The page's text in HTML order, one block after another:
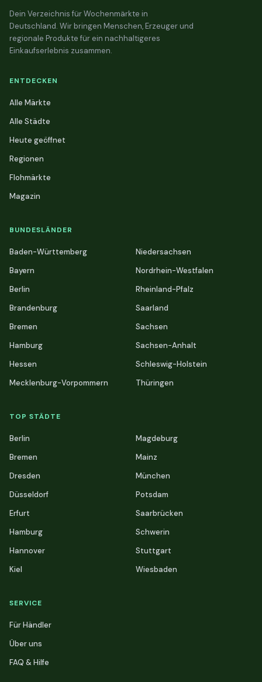
Dein Verzeichnis für Wochenmärkte in
Deutschland. Wir bringen Menschen, Erzeuger und
regionale Produkte für ein nachhaltigeres
Einkaufserlebnis zusammen.
ENTDECKEN
Alle Märkte
Alle Städte
Heute geöffnet
Regionen
Flohmärkte
Magazin
BUNDESLÄNDER
Baden-Württemberg
Bayern
Berlin
Brandenburg
Bremen
Hamburg
Hessen
Mecklenburg-Vorpommern
Niedersachsen
Nordrhein-Westfalen
Rheinland-Pfalz
Saarland
Sachsen
Sachsen-Anhalt
Schleswig-Holstein
Thüringen
TOP STÄDTE
Berlin
Bremen
Dresden
Düsseldorf
Erfurt
Hamburg
Hannover
Kiel
Magdeburg
Mainz
München
Potsdam
Saarbrücken
Schwerin
Stuttgart
Wiesbaden
SERVICE
Für Händler
Über uns
FAQ & Hilfe